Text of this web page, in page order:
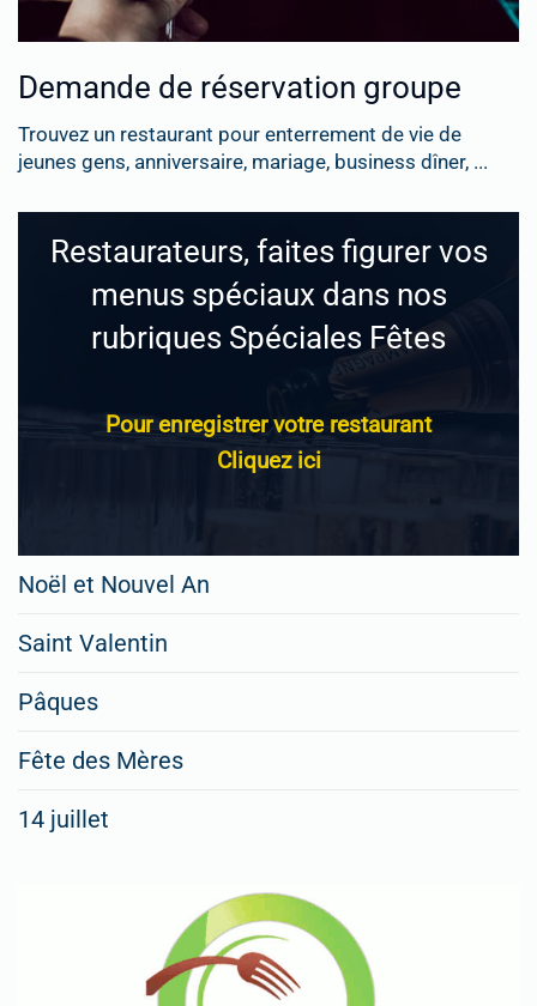
Demande de réservation groupe
Trouvez un restaurant pour enterrement de vie de
jeunes gens, anniversaire, mariage, business dîner, ...
Restaurateurs, faites figurer vos
menus spéciaux dans nos
rubriques Spéciales Fêtes
Pour enregistrer votre restaurant
Cliquez ici
Noël et Nouvel An
Saint Valentin
Pâques
Fête des Mères
14 juillet